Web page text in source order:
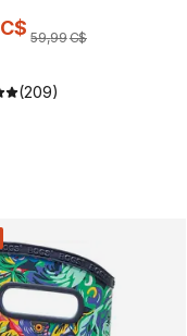
C$ 59,99C$
(209)